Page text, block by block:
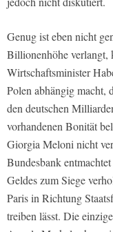
Genug ist eben nicht
Billionenhöhe verlangt,
Wirtschaftsminister
Polen abhängig macht,
den deutschen
vorhandenen Bonität
Giorgia Meloni nicht
Bundesbank
Geldes zum Siege
Paris in Richtung
treiben lässt. Die